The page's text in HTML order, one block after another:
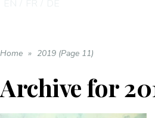
Home » 2019 (Page 11)
Archive for